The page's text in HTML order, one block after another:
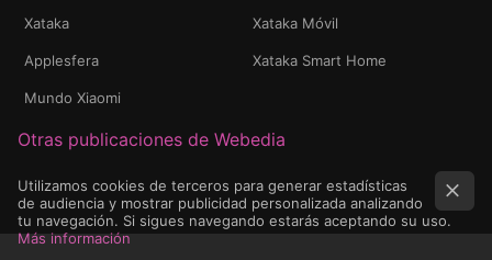
Xataka Xataka Móvil
Applesfera Xataka Smart Home
Mundo Xiaomi
Otras publicaciones de Webedia
Utilizamos cookies de terceros para generar estadísticas
de audiencia y mostrar publicidad personalizada analizando
tu navegación. Si sigues navegando estarás aceptando su uso.
Más información